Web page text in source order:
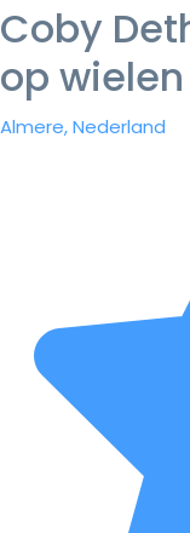
Coby
op
Almere, Nederland